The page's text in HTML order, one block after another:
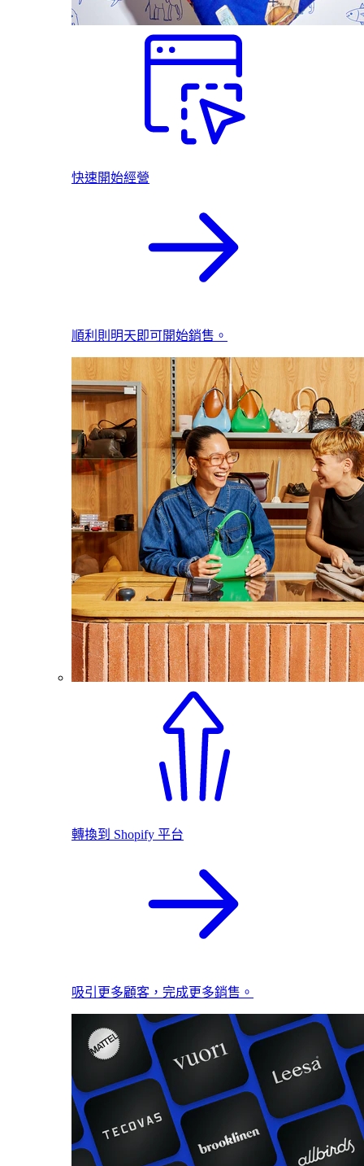
快速開始經營
順利則明天即可開始銷售。
轉換到 Shopify 平台
吸引更多顧客，完成更多銷售。